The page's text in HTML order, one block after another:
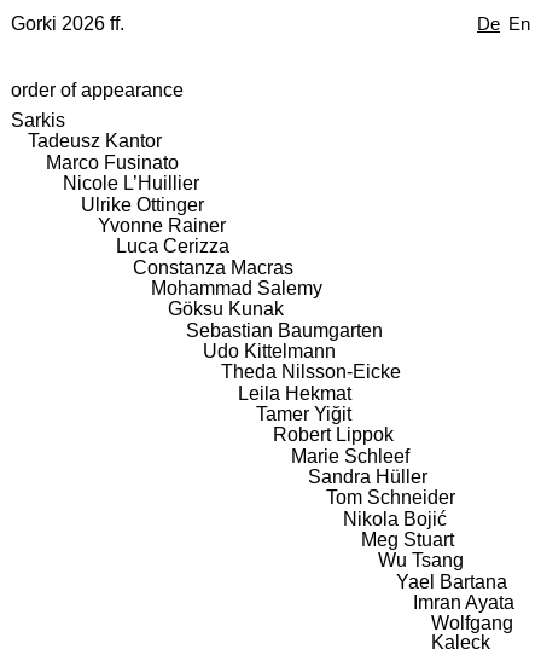
De En
Gorki 2026 ff.
order of appearance
Sarkis
Tadeusz Kantor
Marco Fusinato
Nicole L’Huillier
Ulrike Ottinger
Yvonne Rainer
Luca Cerizza
Constanza Macras
Mohammad Salemy
Göksu Kunak
Sebastian Baumgarten
Udo Kittelmann
Theda Nilsson-Eicke
Leila Hekmat
Tamer Yiğit
Robert Lippok
Marie Schleef
Sandra Hüller
Tom Schneider
Nikola Bojić
Meg Stuart
Wu Tsang
Yael Bartana
Imran Ayata
Wolfgang
Kaleck